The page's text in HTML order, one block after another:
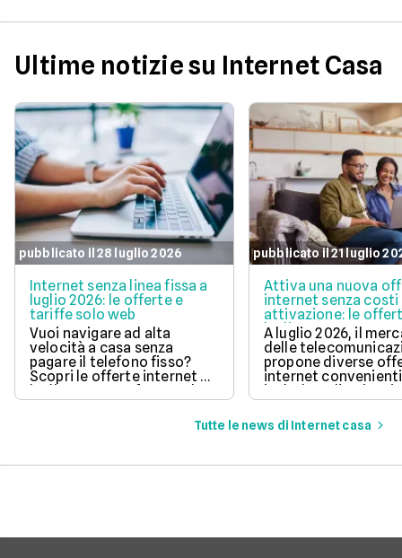
procedura da seguire.
Ultime notizie su Internet Casa
pubblicato il 28 luglio 2026
Internet senza linea fissa a
luglio 2026: le offerte e
tariffe solo web
Vuoi navigare ad alta
velocità a casa senza
pagare il telefono fisso?
Scopri le offerte internet di
luglio 2026, confrontando
prezzi, velocità e costi di
pubblicato il 21 luglio
Attiva una nuova
internet senza costi
attivazione: le
luglio 2026
A luglio 2026, il
delle
propone diverse
internet
includono
gratuita.
Tutte le news di Internet casa